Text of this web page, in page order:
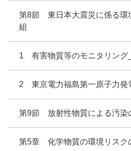
第8節 東日本大震災に係る環
組
1 有害物質等のモニタリング
2 東京電力福島第一原子力発
第9節 放射性物質による汚染
第5章 化学物質の環境リスク